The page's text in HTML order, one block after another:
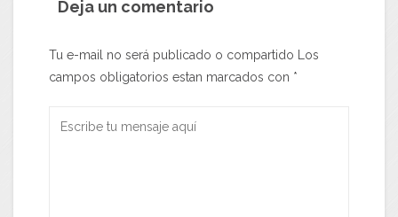
Deja un comentario
Tu e-mail no será publicado o compartido Los
campos obligatorios estan marcados con *